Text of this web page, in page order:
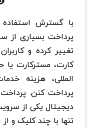
با گسترش استفاده
پرداخت بسیاری از
تغییر کرده و
کارت، مسترکارت
المللی، هزینه
دیجیتال یکی از
تنها با چند کلیک و